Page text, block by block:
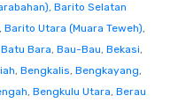
, Barito Selatan
, Barito Utara (Muara Teweh),
Batu Bara, Bau-Bau, Bekasi,
, Bengkalis, Bengkayang,
, Bengkulu Utara, Berau